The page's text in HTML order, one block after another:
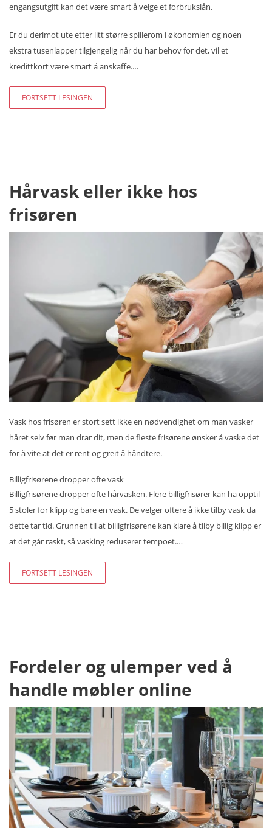
engangsutgift kan det være smart å velge et forbrukslån.
Er du derimot ute etter litt større spillerom i økonomien og noen
ekstra tusenlapper tilgjengelig når du har behov for det, vil et
kredittkort være smart å anskaffe.…
FORTSETT LESINGEN
Hårvask eller ikke hos
frisøren
Vask hos frisøren er stort sett ikke en nødvendighet om man vasker
håret selv før man drar dit, men de fleste frisørene ønsker å vaske det
for å vite at det er rent og greit å håndtere.
Billigfrisørene dropper ofte vask
Billigfrisørene dropper ofte hårvasken. Flere billigfrisører kan ha opptil
5 stoler for klipp og bare en vask. De velger oftere å ikke tilby vask da
dette tar tid. Grunnen til at billigfrisørene kan klare å tilby billig klipp er
at det går raskt, så vasking reduserer tempoet.…
FORTSETT LESINGEN
Fordeler og ulemper ved å
handle møbler online